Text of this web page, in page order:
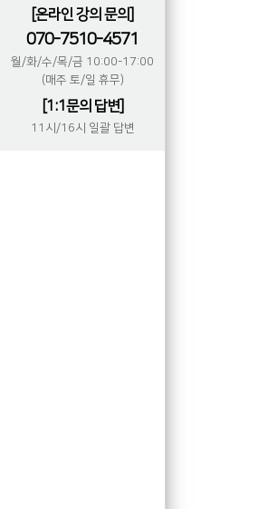
[온라인 강의 문의]
070-7510-4571
월/화/수/목/금 10:00-17:00
(매주 토/일 휴무)
[1:1문의 답변]
11시/16시 일괄 답변